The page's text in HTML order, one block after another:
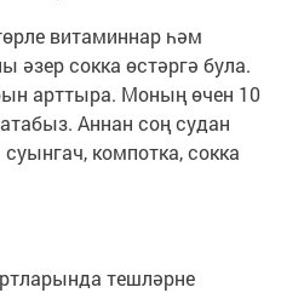
витаминнар һәм
сокка өстәргә була.
арттыра. Моның өчен 10
Аннан соң судан
компотка, сокка
тешләрне